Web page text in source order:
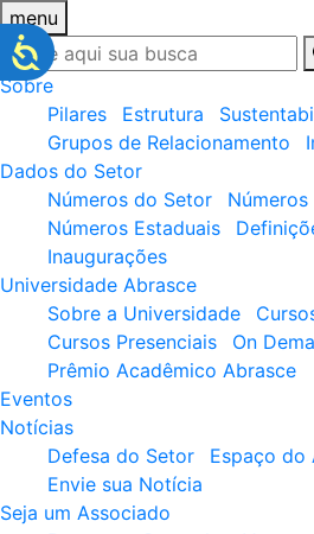
menu
Sobre
Pilares
Estrutura
Grupos de Relacionamento
Dados do Setor
Números do Setor
Números
Números Estaduais
Inaugurações
Universidade Abrasce
Sobre a Universidade
Cursos Presenciais
On
Prêmio Acadêmico Abrasce
Eventos
Notícias
Defesa do Setor
Espaço do
Envie sua Notícia
Seja um Associado